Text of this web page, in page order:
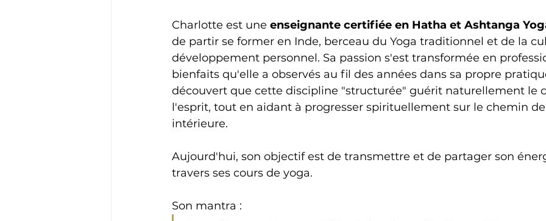
Charlotte est une enseignante certifiée en Hatha et Ashtanga
de partir se former en Inde, berceau du Yoga traditionnel et de la
développement personnel. Sa passion s'est transformée en
bienfaits qu'elle a observés au fil des années dans sa propre
découvert que cette discipline "structurée" guérit naturellement le
l'esprit, tout en aidant à progresser spirituellement sur le chemin
intérieure.
Aujourd'hui, son objectif est de transmettre et de partager son
travers ses cours de yoga.
Son mantra :